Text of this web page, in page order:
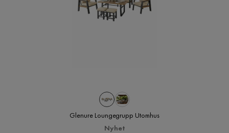
Glenure Loungegrupp Utomhus
Nyhet